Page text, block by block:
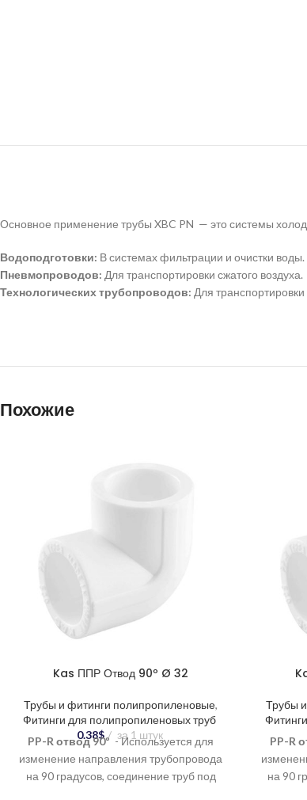
Основное применение трубы XBC PN — это системы
Водоподготовки: В системах фильтрации и очистки воды.
Пневмопроводов: Для транспортировки сжатого воздуха.
Технологических трубопроводов: Для
Похожие
Kas ППР Отвод 90º Ø 32
Трубы и фитинги полипропиленовые,
Фитинги для полипропиленовых труб
0.38$ за 1 штук
PP-R отвод 90º - Используется для
изменение направления трубопровода
на 90 градусов, соединение труб под
Трубы
PP-R
на 90